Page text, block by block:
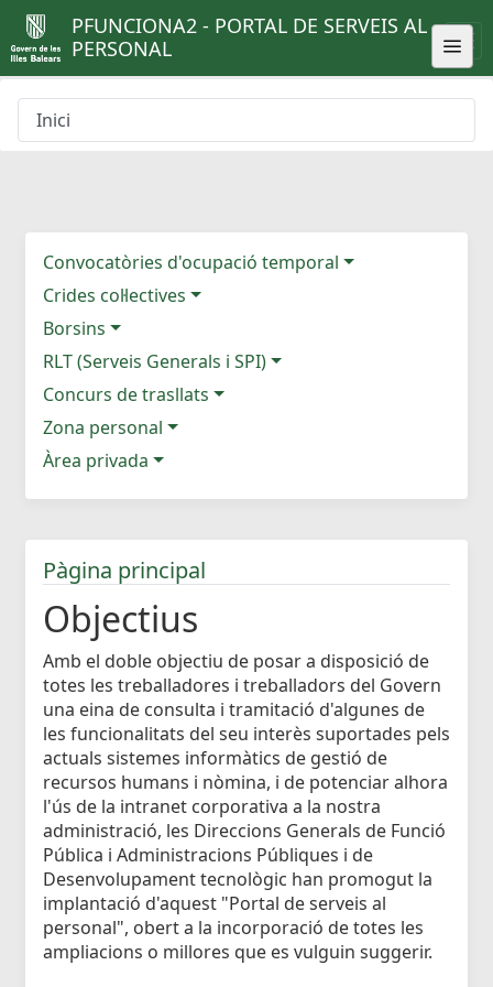
PFUNCIONA2 - PORTAL DE SERVEIS AL
PERSONAL
Inici
Convocatòries d'ocupació temporal
Crides col·lectives
Borsins
RLT (Serveis Generals i SPI)
Concurs de trasllats
Zona personal
Àrea privada
Pàgina principal
Objectius
Amb el doble objectiu de posar a disposició de
totes les treballadores i treballadors del Govern
una eina de consulta i tramitació d'algunes de
les funcionalitats del seu interès suportades pels
actuals sistemes informàtics de gestió de
recursos humans i nòmina, i de potenciar alhora
l'ús de la intranet corporativa a la nostra
administració, les Direccions Generals de Funció
Pública i Administracions Públiques i de
Desenvolupament tecnològic han promogut la
implantació d'aquest "Portal de serveis al
personal", obert a la incorporació de totes les
ampliacions o millores que es vulguin suggerir.